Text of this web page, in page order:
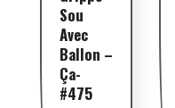
Sou
Avec
Ballon –
Ça-
#475